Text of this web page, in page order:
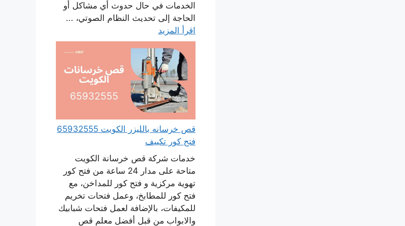
الخدمات في حال حدوث أي مشاكل أو
الحاجة إلى تحديث النظام الصوتي، ...
اقرأ المزيد
قص خرسانه بالليزر الكويت 65932555
فتح كور تكييف
خدمات شركة قص خرسانة الكويت
متاحة على مدار 24 ساعة من فتح كور
تهوية مركزية و فتح كور للمداخن، مع
فتح كور للمطابخ، وعمل فتحات تخريم
للمكيفات، بالإضافة لعمل فتحات شبابيك
والابواب من قبل أفضل معلم قص